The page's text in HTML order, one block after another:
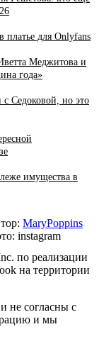
платье для Onlyfans
Меджитова и
года»
Седоковой, но это
имущества в
MaryPoppins
instagram
по реализации
на территории
не согласны с
и мы